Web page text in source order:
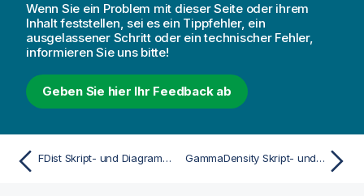
Wenn Sie ein Problem mit dieser Seite oder ihrem
Inhalt feststellen, sei es ein Tippfehler, ein
ausgelassener Schritt oder ein technischer Fehler,
informieren Sie uns bitte!
Geben Sie hier Ihr Feedback ab
FDist Skript- und Diagrammfunktion GammaDensity Skript- und Diagrammfunktion